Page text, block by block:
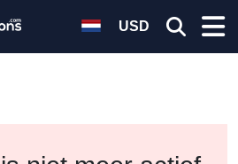
USD